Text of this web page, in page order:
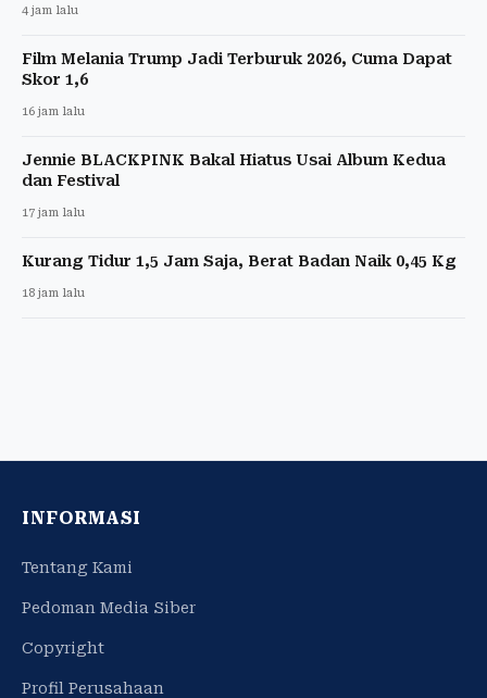
4 jam lalu
Film Melania Trump Jadi Terburuk 2026, Cuma Dapat
Skor 1,6
16 jam lalu
Jennie BLACKPINK Bakal Hiatus Usai Album Kedua
dan Festival
17 jam lalu
Kurang Tidur 1,5 Jam Saja, Berat Badan Naik 0,45 Kg
18 jam lalu
INFORMASI
Tentang Kami
Pedoman Media Siber
Copyright
Profil Perusahaan